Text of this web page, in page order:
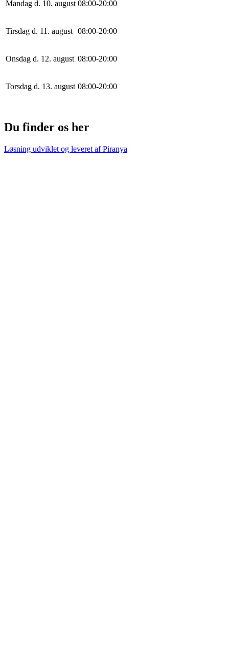
Mandag d. 10. august 08:00-20:00
Tirsdag d. 11. august 08:00-20:00
Onsdag d. 12. august 08:00-20:00
Torsdag d. 13. august 08:00-20:00
Du finder os her
Løsning udviklet og leveret afPiranya